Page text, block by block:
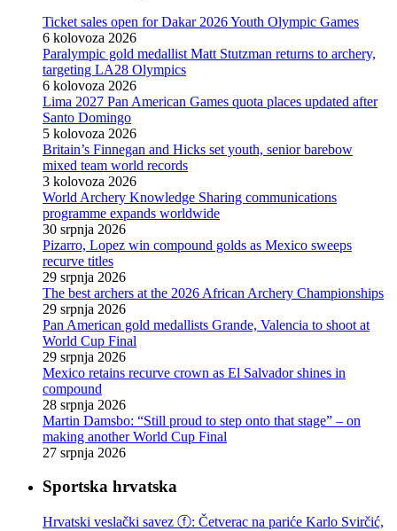
Ticket sales open for Dakar 2026 Youth Olympic Games
6 kolovoza 2026
Paralympic gold medallist Matt Stutzman returns to archery,
targeting LA28 Olympics
6 kolovoza 2026
Lima 2027 Pan American Games quota places updated after
Santo Domingo
5 kolovoza 2026
Britain’s Finnegan and Hicks set youth, senior barebow
mixed team world records
3 kolovoza 2026
World Archery Knowledge Sharing communications
programme expands worldwide
30 srpnja 2026
Pizarro, Lopez win compound golds as Mexico sweeps
recurve titles
29 srpnja 2026
The best archers at the 2026 African Archery Championships
29 srpnja 2026
Pan American gold medallists Grande, Valencia to shoot at
World Cup Final
29 srpnja 2026
Mexico retains recurve crown as El Salvador shines in
compound
28 srpnja 2026
Martin Damsbo: “Still proud to step onto that stage” – on
making another World Cup Final
27 srpnja 2026
Sportska hrvatska
Hrvatski veslački savez ⓕ: Četverac na pariće Karlo Svirčić,